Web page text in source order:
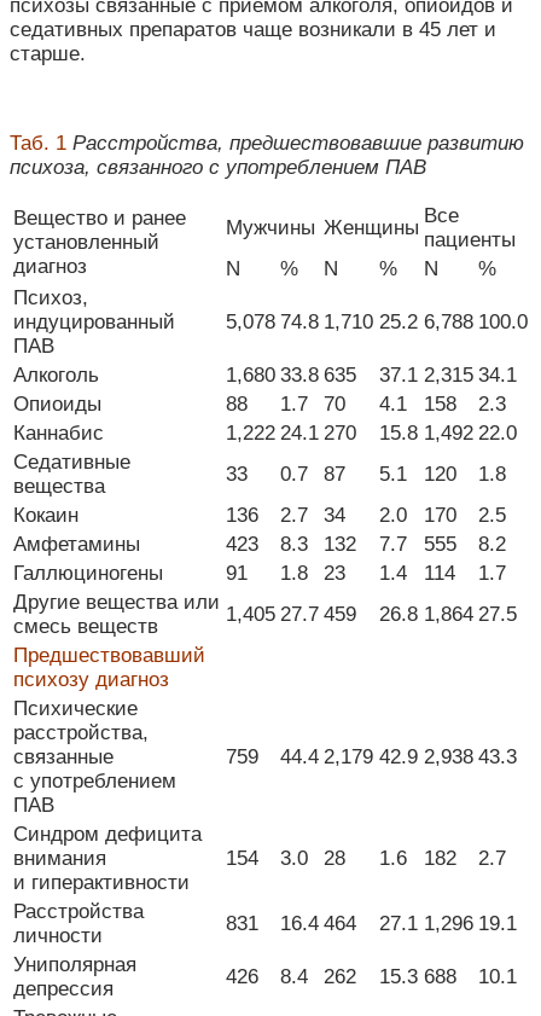
психозы связанные с приемом алкоголя, опиоидов и
седативных препаратов чаще возникали в 45 лет и
старше.
Таб. 1 Расстройства, предшествовавшие развитию
психоза, связанного с употреблением ПАВ
Вещество и ранее
установленный
диагноз
Мужчины Женщины
Все
пациенты
N
% N % N
%
Психоз,
индуцированный
ПАВ
5,078 74.8 1,710 25.2 6,788 100.0
Алкоголь 1,680 33.8 635 37.1 2,315 34.1
Опиоиды
88 1.7 70 4.1 158
2.3
Каннабис
1,222 24.1 270 15.8 1,492 22.0
Седативные
вещества
33 0.7 87 5.1 120
1.8
Кокаин
136 2.7 34 2.0 170
2.5
Амфетамины
423 8.3 132 7.7 555
8.2
Галлюциногены
91 1.8 23 1.4 114
1.7
Другие вещества или
смесь веществ
1,405 27.7 459 26.8 1,864 27.5
Предшествовавший
психозу диагноз
Психические
расстройства,
связанные
с употреблением
ПАВ
759 44.4 2,179 42.9 2,938 43.3
Синдром дефицита
внимания
и гиперактивности
154 3.0 28 1.6 182 2.7
Расстройства
личности
831 16.4 464 27.1 1,296 19.1
Униполярная
депрессия
426 8.4 262 15.3 688
10.1